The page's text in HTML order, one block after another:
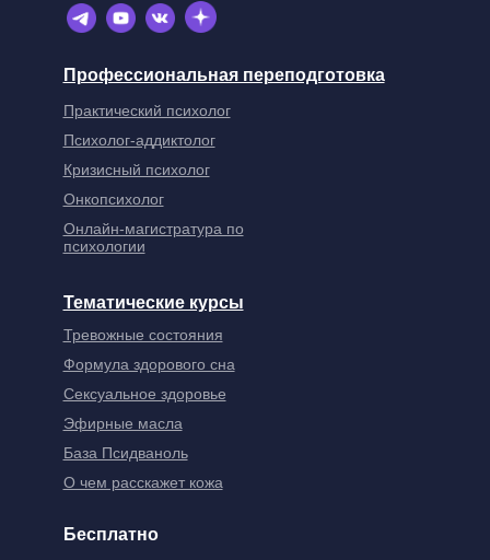
Профессиональная переподготовка
Практический психолог
Кризисный психолог
Психолог-аддиктолог
Бесплатно
Тревожные состояния
Формула здорового сна
Тематические курсы
Сексуальное здоровье
Эфирные масла
База Псидваноль
О чем расскажет кожа
Онкопсихолог
Онлайн-магистратура по
психологии